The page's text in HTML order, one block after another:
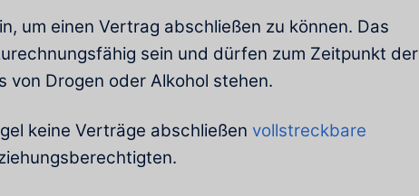
um einen Vertrag abschließen zu können. Das
sein und dürfen zum Zeitpunkt der
von Drogen oder Alkohol stehen.
keine Verträge abschließen vollstreckbare